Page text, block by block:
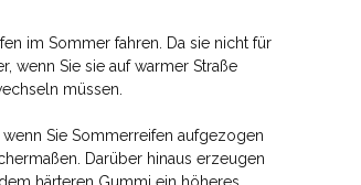
im Sommer fahren. Da sie nicht für
wenn Sie sie auf warmer Straße
müssen.
Sie Sommerreifen aufgezogen
Darüber hinaus erzeugen